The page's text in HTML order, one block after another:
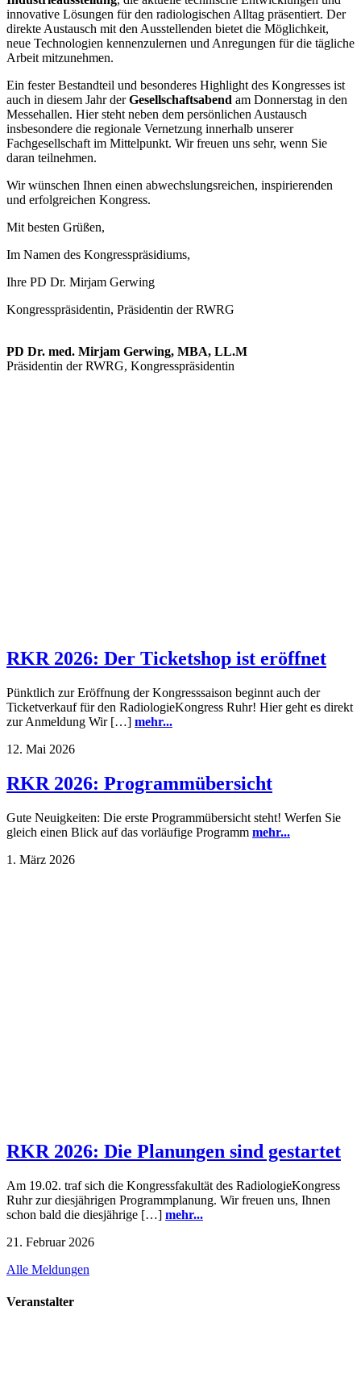
innovative Lösungen für den radiologischen Alltag präsentiert. Der
direkte Austausch mit den Ausstellenden bietet die Möglichkeit,
neue Technologien kennenzulernen und Anregungen für die tägliche
Arbeit mitzunehmen.
Ein fester Bestandteil und besonderes Highlight des Kongresses ist
auch in diesem Jahr derGesellschaftsabend am Donnerstag in den
Messehallen. Hier steht neben dem persönlichen Austausch
insbesondere die regionale Vernetzung innerhalb unserer
Fachgesellschaft im Mittelpunkt. Wir freuen uns sehr, wenn Sie
daran teilnehmen.
Wir wünschen Ihnen einen abwechslungsreichen, inspirierenden
und erfolgreichen Kongress.
Mit besten Grüßen,
Im Namen des Kongresspräsidiums,
Ihre PD Dr. Mirjam Gerwing
Kongresspräsidentin, Präsidentin der RWRG
PD Dr. med. Mirjam Gerwing, MBA, LL.M
Präsidentin der RWRG, Kongresspräsidentin
RKR 2026: Der Ticketshop ist eröffnet
Pünktlich zur Eröffnung der Kongresssaison beginnt auch der
Ticketverkauf für den RadiologieKongress Ruhr! Hier geht es direkt
zur Anmeldung Wir […] mehr...
12. Mai 2026
RKR 2026: Programmübersicht
Gute Neuigkeiten: Die erste Programmübersicht steht! Werfen Sie
gleich einen Blick auf das vorläufige Programm mehr...
1. März 2026
RKR 2026: Die Planungen sind gestartet
Am 19.02. traf sich die Kongressfakultät des RadiologieKongress
Ruhr zur diesjährigen Programmplanung. Wir freuen uns, Ihnen
schon bald die diesjährige […] mehr...
21. Februar 2026
Alle Meldungen
Veranstalter